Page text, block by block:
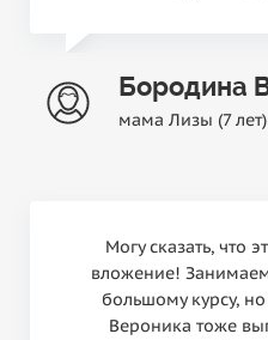
Бородина
мама Лизы (7 лет)
Могу сказать, что
вложение!
большому курсу,
Вероника тоже